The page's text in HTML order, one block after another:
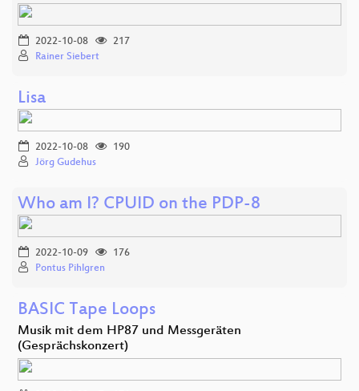
2022-10-08
217
Rainer Siebert
Lisa
2022-10-08
190
Jörg Gudehus
Who am I? CPUID on the PDP-8
2022-10-09
176
Pontus Pihlgren
BASIC Tape Loops
Musik mit dem HP87 und Messgeräten
(Gesprächskonzert)